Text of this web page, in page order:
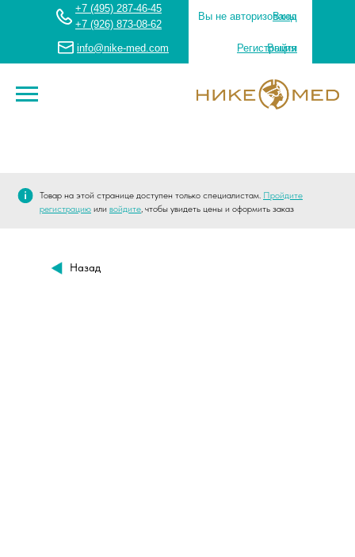
Выйти
info@nike-med.com
+7 (495) 287-46-45
+7 (926) 873-08-62
Вы не авторизованы
Вход
Регистрация
Товар на этой странице доступен только специалистам. Пройдите
регистрацию или войдите, чтобы увидеть цены и оформить заказ
Назад